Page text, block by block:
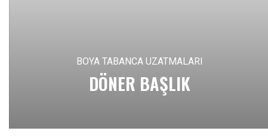
BOYA TABANCA UZATMALARI
DÖNER BAŞLIK